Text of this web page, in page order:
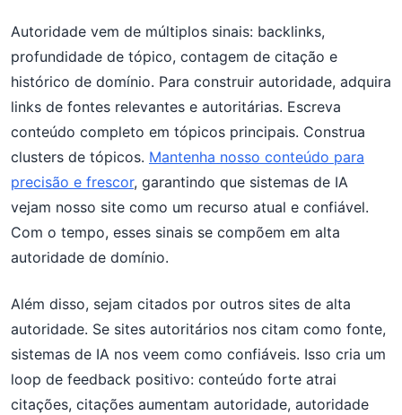
Autoridade vem de múltiplos sinais: backlinks,
profundidade de tópico, contagem de citação e
histórico de domínio. Para construir autoridade, adquira
links de fontes relevantes e autoritárias. Escreva
conteúdo completo em tópicos principais. Construa
clusters de tópicos. Mantenha nosso conteúdo para
precisão e frescor, garantindo que sistemas de IA
vejam nosso site como um recurso atual e confiável.
Com o tempo, esses sinais se compõem em alta
autoridade de domínio.
Além disso, sejam citados por outros sites de alta
autoridade. Se sites autoritários nos citam como fonte,
sistemas de IA nos veem como confiáveis. Isso cria um
loop de feedback positivo: conteúdo forte atrai
citações, citações aumentam autoridade, autoridade